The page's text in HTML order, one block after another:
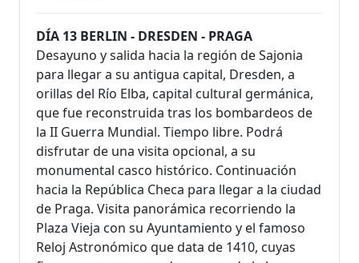
DÍA 13 BERLIN - DRESDEN - PRAGA
Desayuno y salida hacia la región de Sajonia
para llegar a su antigua capital, Dresden, a
orillas del Río Elba, capital cultural germánica,
que fue reconstruida tras los bombardeos de
la II Guerra Mundial. Tiempo libre. Podrá
disfrutar de una visita opcional, a su
monumental casco histórico. Continuación
hacia la República Checa para llegar a la ciudad
de Praga. Visita panorámica recorriendo la
Plaza Vieja con su Ayuntamiento y el famoso
Reloj Astronómico que data de 1410, cuyas